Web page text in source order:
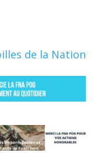
de la Nation